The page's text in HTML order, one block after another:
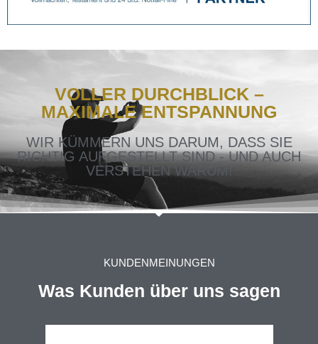
VOLLER DURCHBLICK –
MAXIMALE ENTSPANNUNG​
WIR KÜMMERN UNS DARUM, DASS SIE
RICHTIG AUFGESTELLT SIND - UND AUCH
VERSTEHENWARUM!
KUNDENMEINUNGEN
Was Kunden über uns sagen